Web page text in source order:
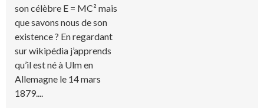
son célèbre E = MC² mais
que savons nous de son
existence ? En regardant
sur wikipédia j’apprends
qu’il est né à Ulm en
Allemagne le 14 mars
1879....